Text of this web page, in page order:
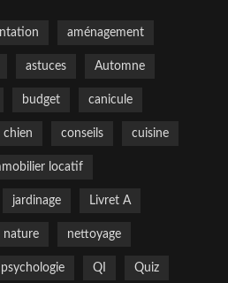
aménagement
astuces Automne
budget canicule
chien conseils cuisine
locatif
jardinage Livret A
nature nettoyage
psychologie QI Quiz